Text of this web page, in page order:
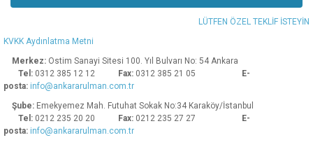
Ürün bilgilerinde hatalar bulunuyor.
Ürün fiyatı diğer sitelerden daha pahalı.
Bu ürüne benzer farklı alternatifler olmalı.
LÜTFEN ÖZEL TEKLİF İSTEYİN
KVKK Aydınlatma Metni
Merkez: Ostim Sanayi Sitesi 100. Yıl Bulvarı No: 54 Ankara
Tel: 0312 385 12 12 Fax: 0312 385 21 05
E-
posta: info@ankararulman.com.tr
Şube: Emekyemez Mah. Futuhat Sokak No:34 Karaköy/İstanbul
Tel: 0212 235 20 20 Fax: 0212 235 27 27
E-
posta: info@ankararulman.com.tr